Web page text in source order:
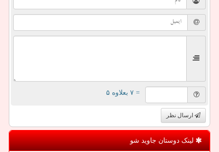
= ۷ بعلاوه ۵
ارسال نظر
لینک دوستان جاوید شو